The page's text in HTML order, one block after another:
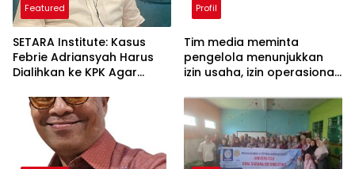
Featured
SETARA Institute: Kasus
Febrie Adriansyah Harus
Dialihkan ke KPK Agar
Profil
Tim media meminta
pengelola menunjukkan
izin usaha, izin operasional,
perpajakan, namun hingga
kini belum ada penjelasan
resmi.